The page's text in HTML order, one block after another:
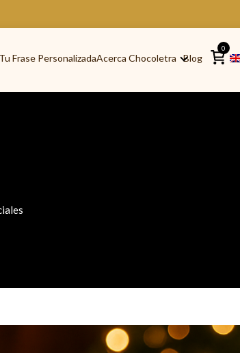
Frase PersonalizadaAcerca Chocoletra Blog
0